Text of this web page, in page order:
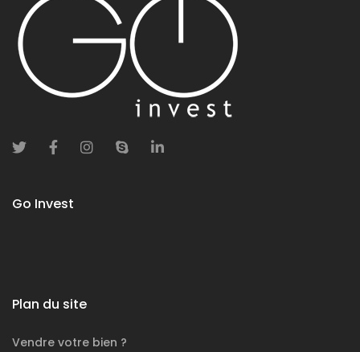
Go Invest
Plan du site
Vendre votre bien ?